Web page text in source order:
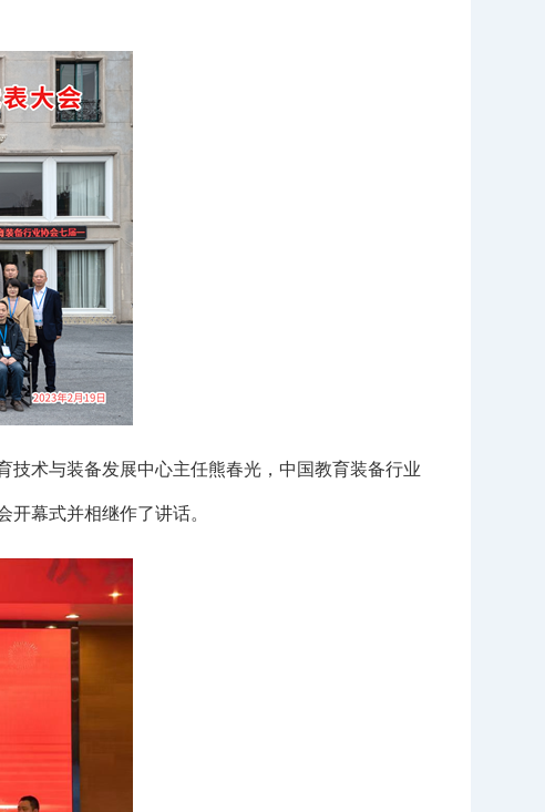
术与装备发展中心主任熊春光，中国教育装备行业
幕式并相继作了讲话。